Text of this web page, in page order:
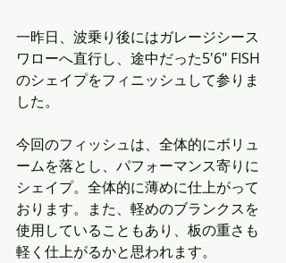
一昨日、波乗り後にはガレージシース
ワローへ直行し、途中だった5'6" FISH
のシェイプをフィニッシュして参りま
した。
今回のフィッシュは、全体的にボリュ
ームを落とし、パフォーマンス寄りに
シェイプ。全体的に薄めに仕上がって
おります。また、軽めのブランクスを
使用していることもあり、板の重さも
軽く仕上がるかと思われます。